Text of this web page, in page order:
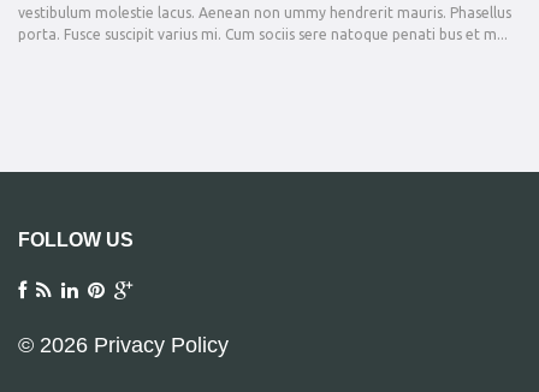
vestibulum molestie lacus. Aenean non ummy hendrerit mauris. Phasellus
porta. Fusce suscipit varius mi. Cum sociis sere natoque penati bus et m...
FOLLOW US
© 2026 Privacy Policy